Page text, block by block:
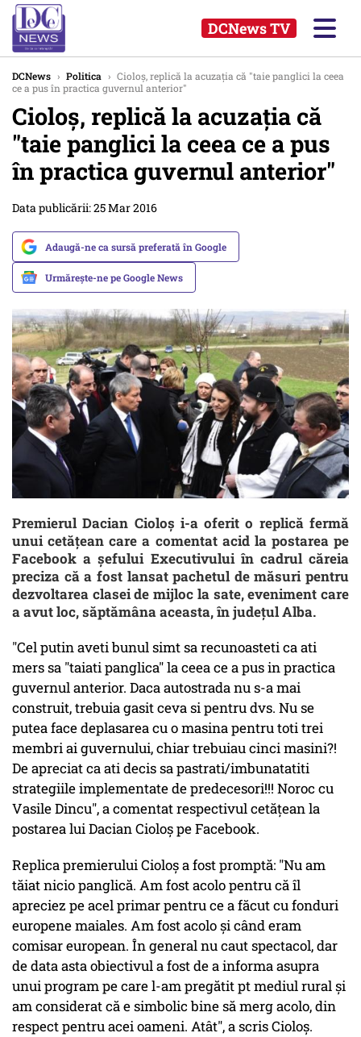
DCNews TV
DCNews › Politica › Cioloș, replică la acuzația că "taie panglici la ceea
ce a pus în practica guvernul anterior"
Cioloș, replică la acuzația că
"taie panglici la ceea ce a pus
în practica guvernul anterior"
Data publicării: 25 Mar 2016
Adaugă-ne ca sursă preferată în Google
Urmărește-ne pe Google News
Premierul Dacian Cioloş i-a oferit o replică fermă
unui cetăţean care a comentat acid la postarea pe
Facebook a șefului Executivului în cadrul căreia
preciza că a fost lansat pachetul de măsuri pentru
dezvoltarea clasei de mijloc la sate, eveniment care
a avut loc, săptămâna aceasta, în județul Alba.
"Cel putin aveti bunul simt sa recunoasteti ca ati
mers sa "taiati panglica" la ceea ce a pus in practica
guvernul anterior. Daca autostrada nu s-a mai
construit, trebuia gasit ceva si pentru dvs. Nu se
putea face deplasarea cu o masina pentru toti trei
membri ai guvernului, chiar trebuiau cinci masini?!
De apreciat ca ati decis sa pastrati/imbunatatiti
strategiile implementate de predecesori!!! Noroc cu
Vasile Dincu", a comentat respectivul cetăţean la
postarea lui Dacian Cioloș pe Facebook.
Replica premierului Cioloș a fost promptă: "Nu am
tăiat nicio panglică. Am fost acolo pentru că îl
apreciez pe acel primar pentru ce a făcut cu fonduri
europene maiales. Am fost acolo și când eram
comisar european. În general nu caut spectacol, dar
de data asta obiectivul a fost de a informa asupra
unui program pe care l-am pregătit pt mediul rural și
am considerat că e simbolic bine să merg acolo, din
respect pentru acei oameni. Atât", a scris Cioloş.